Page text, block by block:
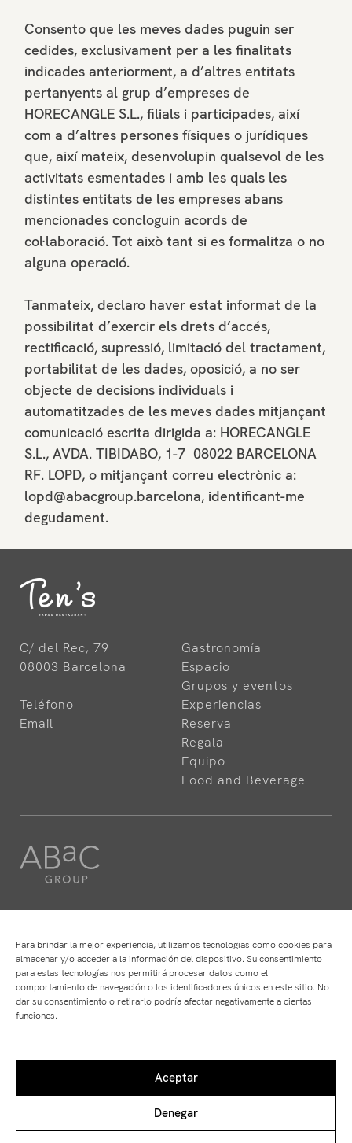
Para brindar la mejor experiencia, utilizamos tecnologías como cookies para
almacenar y/o acceder a la información del dispositivo. Su consentimiento
para estas tecnologías nos permitirá procesar datos como el
comportamiento de navegación o los identificadores únicos en este sitio. No
dar su consentimiento o retirarlo podría afectar negativamente a ciertas
funciones.
Aceptar
Denegar
Consento que les meves dades puguin ser
cedides, exclusivament per a les finalitats
indicades anteriorment, a d’altres entitats
pertanyents al grup d’empreses de
HORECANGLE S.L., filials i participades, així
com a d’altres persones físiques o jurídiques
que, així mateix, desenvolupin qualsevol de les
activitats esmentades i amb les quals les
distintes entitats de les empreses abans
mencionades concloguin acords de
col·laboració. Tot això tant si es formalitza o no
alguna operació.
Tanmateix, declaro haver estat informat de la
possibilitat d’exercir els drets d’accés,
rectificació, supressió, limitació del tractament,
portabilitat de les dades, oposició, a no ser
objecte de decisions individuals i
automatitzades de les meves dades mitjançant
comunicació escrita dirigida a: HORECANGLE
S.L., AVDA. TIBIDABO, 1-7 08022 BARCELONA
RF. LOPD, o mitjançant correu electrònic a:
lopd@abacgroup.barcelona, identificant-me
degudament.
C/ del Rec, 79
08003 Barcelona
Teléfono
Email
Gastronomía
Espacio
Grupos y eventos
Experiencias
Reserva
Regala
Equipo
Food and Beverage
Cram
Arconte
Park Hotel
Angle
Atempo
Ten's
Política de privacitat